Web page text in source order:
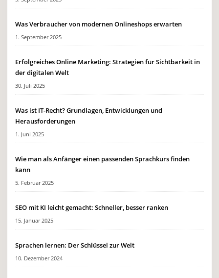
Was Verbraucher von modernen Onlineshops erwarten
1. September 2025
Erfolgreiches Online Marketing: Strategien für Sichtbarkeit in
der digitalen Welt
30. Juli 2025
Was ist IT-Recht? Grundlagen, Entwicklungen und
Herausforderungen
1. Juni 2025
Wie man als Anfänger einen passenden Sprachkurs finden
kann
5. Februar 2025
SEO mit KI leicht gemacht: Schneller, besser ranken
15. Januar 2025
Sprachen lernen: Der Schlüssel zur Welt
10. Dezember 2024